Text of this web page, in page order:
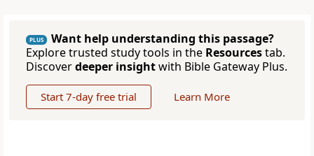
PLUS
Want help understanding this passage?
Explore trusted study tools in the Resourcestab.
Discoverdeeper insightwith Bible Gateway Plus.
Start 7-day free trial Learn More